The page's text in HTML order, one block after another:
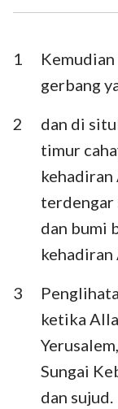
Ezra
Ester
Mazmur
Pengkhotbah
Yesaya
Ratapan
Daniel
Obaja
Mikha
Habakuk
1
gerbang
2
dan di
timur
kehadiran
terdengar
dan bumi
kehadiran
3
ketika
Sungai
dan sujud.